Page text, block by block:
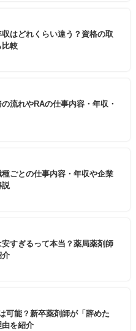
はどれくらい違う？資格の取
比較
流れやRAの仕事内容・年収・
ごとの仕事内容・年収や企業
説
すぎるって本当？薬局薬剤師
介
可能？新卒薬剤師が「辞めた
由を紹介